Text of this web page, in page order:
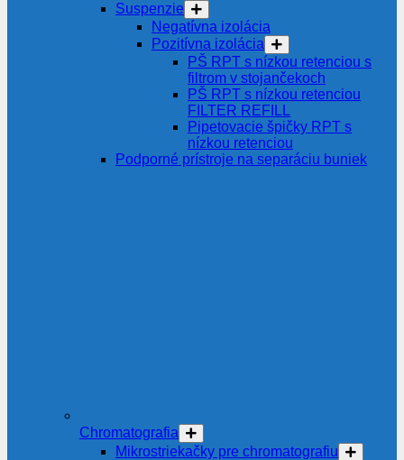
Suspenzie
Negatívna izolácia
Pozitívna izolácia
PŠ RPT s nízkou retenciou s
filtrom v stojančekoch
PŠ RPT s nízkou retenciou
FILTER REFILL
Pipetovacie špičky RPT s
nízkou retenciou
Podporné prístroje na separáciu buniek
Chromatografia
Mikrostriekačky pre chromatografiu